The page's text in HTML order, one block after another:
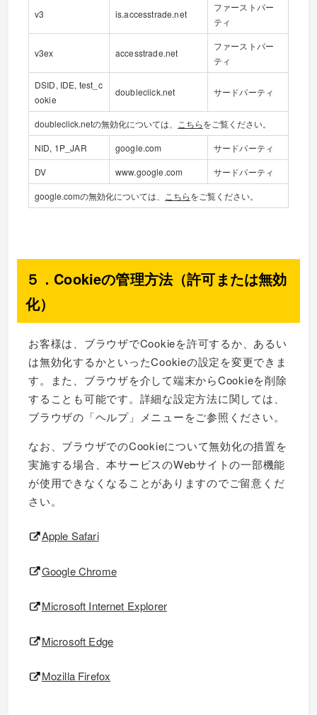
v3 is.accesstrade.net
ファーストパー
ティ
v3ex accesstrade.net
ファーストパー
ティ
DSID, IDE, test_c
ookie
doubleclick.net サードパーティ
doubleclick.netの無効化については、 こちらをご覧ください。
NID, 1P_JAR
google.com
サードパーティ
DV
www.google.com
サードパーティ
google.comの無効化については、
こちらをご覧ください。
５．Cookieの管理方法（許可または無効
化）
お客様は、ブラウザでCookieを許可するか、あるい
は無効化するかといったCookieの設定を変更できま
す。また、ブラウザを介して端末からCookieを削除
することも可能です。詳細な設定方法に関しては、
ブラウザの「ヘルプ」メニューをご参照ください。
なお、ブラウザでのCookieについて無効化の措置を
実施する場合、本サービスのWebサイトの一部機能
が使用できなくなることがありますのでご留意くだ
さい。
Apple Safari
Google Chrome
Microsoft Internet Explorer
Microsoft Edge
Mozilla Firefox